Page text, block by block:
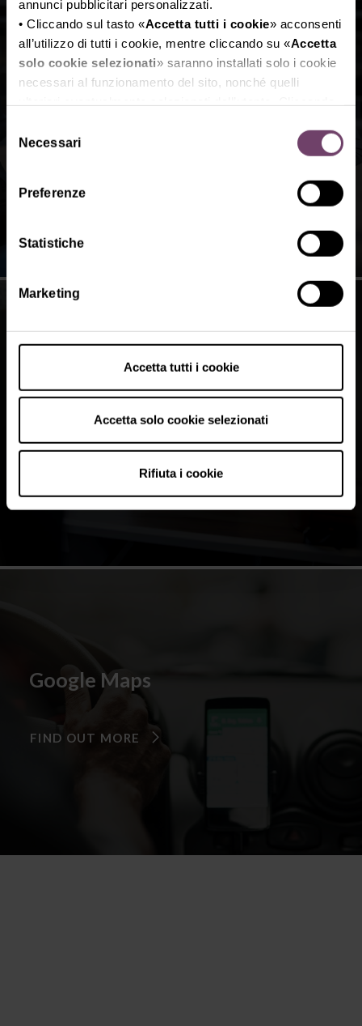
annunci pubblicitari personalizzati.
• Cliccando sul tasto «Accetta tutti i cookie» acconsenti
all’utilizzo di tutti i cookie, mentre cliccando su «Accetta
solo cookie selezionati» saranno installati solo i cookie
necessari al funzionamento del sito, nonché quelli
tecnici.
dettaglio i singoli cookie e le terze parti che installano i
cookie tramite il presente sito.
delNecessari
Preferenze
Statistiche
Marketing
Accetta tutti i cookie
Accetta solo cookie selezionati
Rifiuta i cookie
Shuttle buses
Railway Station
FIND OUT MORE
Google Maps
FIND OUT MORE